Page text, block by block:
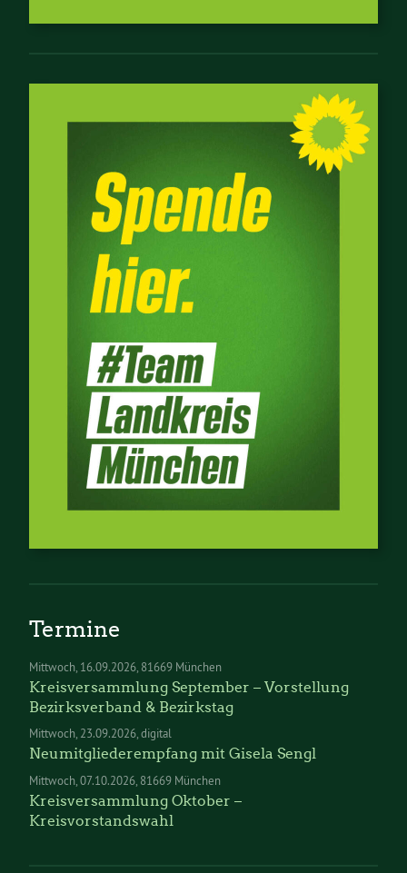
Termine
Mittwoch 16.09.2026 81669 München
Kreisversammlung September – Vorstellung
Bezirksverband & Bezirkstag
Mittwoch 23.09.2026 digital
Neumitgliederempfang mit Gisela Sengl
Mittwoch 07.10.2026 81669 München
Kreisversammlung Oktober –
Kreisvorstandswahl